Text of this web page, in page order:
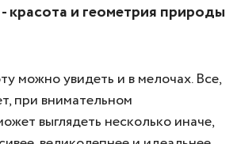
красота и геометрия природы
можно увидеть и в мелочах. Все,
при внимательном
выглядеть несколько иначе,